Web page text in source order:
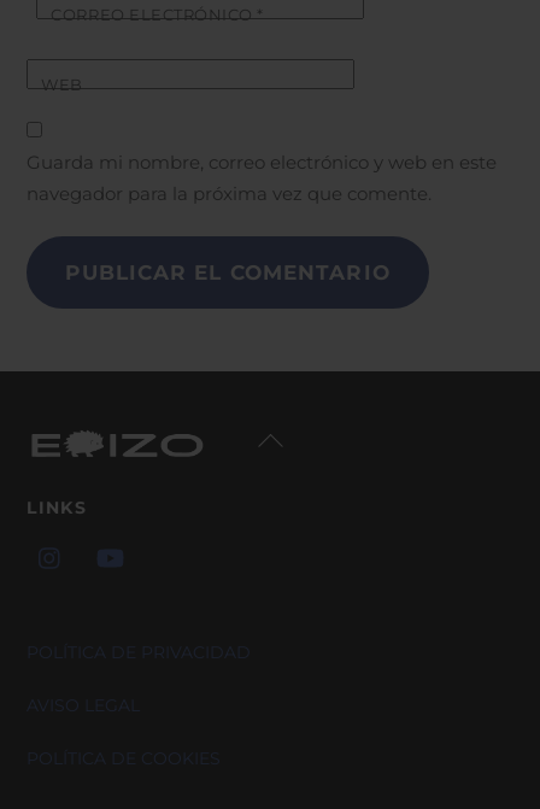
CORREO ELECTRÓNICO*
WEB
Guarda mi nombre, correo electrónico y web en este
navegador para la próxima vez que comente.
Back
LINKS
POLÍTICA DE PRIVACIDAD
AVISO LEGAL
POLÍTICA DE COOKIES